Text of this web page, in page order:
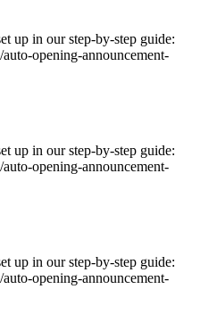
up in our step-by-step guide:
opening-announcement-
up in our step-by-step guide:
opening-announcement-
up in our step-by-step guide:
opening-announcement-